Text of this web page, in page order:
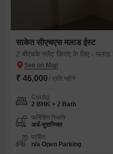
साकेत सीएचएस मलाड ईस्ट
2 बीएचके फ्लैट किराए के लिए - मलाड
₹ 46,000 / प्रति महीने
Config
2 BHK + 2 Bath
फर्निशिंग स्थिति
अर्ध-सुसज्जित
पार्किंग
n/a Open Parking